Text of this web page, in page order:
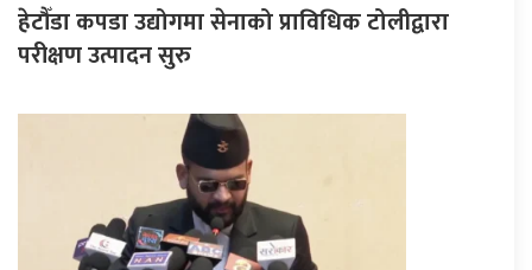
हेटौँडा कपडा उद्योगमा सेनाको प्राविधिक टोलीद्वारा
परीक्षण उत्पादन सुरु